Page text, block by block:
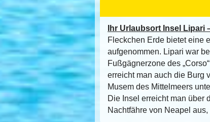
Ihr Urlaubsort Insel Lipari
Fleckchen Erde bietet eine
aufgenommen. Lipari war
Fußgägnerzone des
erreicht man auch die Burg
Musem des Mittelmeers
Die Insel erreicht man über
Nachtfähre von Neapel